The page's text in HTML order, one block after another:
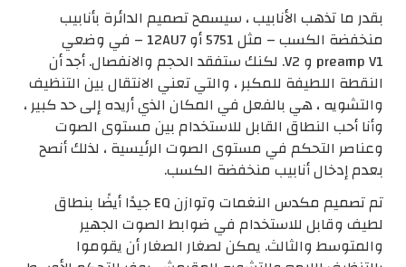
بقدر ما تذهب الأنابيب ، سيسمح تصميم الدائرة بأنابيب
منخفضة الكسب – مثل 5751 أو 12AU7 – في وضعي
preamp V1 و V2. لكنك ستفقد الحجم والانفصال. أجد أن
النقطة اللطيفة للمكبر ، والتي تعني الانتقال بين التنظيف
والتشويه ، هي بالفعل في المكان الذي أريده إلى حد كبير ،
وأنا أحب النطاق القابل للاستخدام بين مستوى الصوت
وعناصر التحكم في مستوى الصوت الرئيسية ، لذلك أنصح
بعدم إدخال أنابيب منخفضة الكسب.
تم تصميم مكدس النغمات وتوازن EQ جيدًا أيضًا بنطاق
لطيف وقابل للاستخدام في ضوابط الصوت الجهير
والمتوسط ​​والثالث. يمكن لصغار الصغار أن يقوموا